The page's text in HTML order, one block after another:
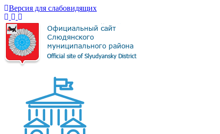
Версия для слабовидящих